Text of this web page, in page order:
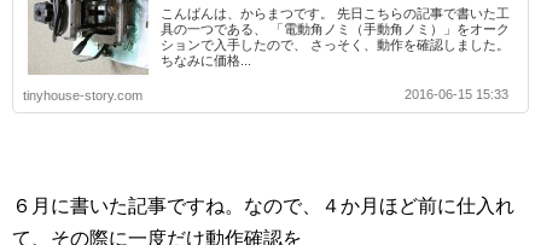
こんばんは、からまつです。 先日こちらの記事で書いた工
具の一つである、 「電動角ノミ（手動角ノミ）」をオーク
ションで入手したので、 さっそく、動作を確認しました。
ちなみに価格...
tinyhouse-story.com 2016-06-15 15:33
６月に書いた記事ですね。なので、４か月ほど前に仕入れ
て、その際に一度だけ動作確認を